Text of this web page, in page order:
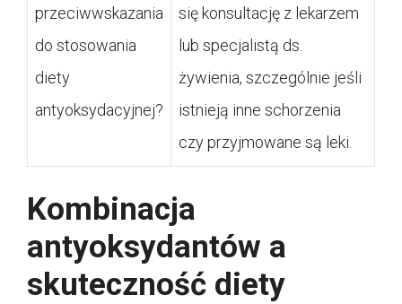
przeciwwskazania
do stosowania
diety
antyoksydacyjnej?
się konsultację z lekarzem
lub specjalistą ds.
żywienia, szczególnie jeśli
istnieją inne schorzenia
czy przyjmowane są leki.
Kombinacja
antyoksydantów a
skuteczność diety